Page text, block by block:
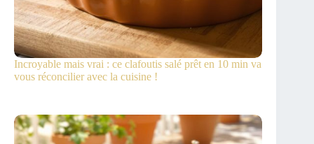
Incroyable mais vrai : ce clafoutis salé prêt en 10 min va
vous réconcilier avec la cuisine !